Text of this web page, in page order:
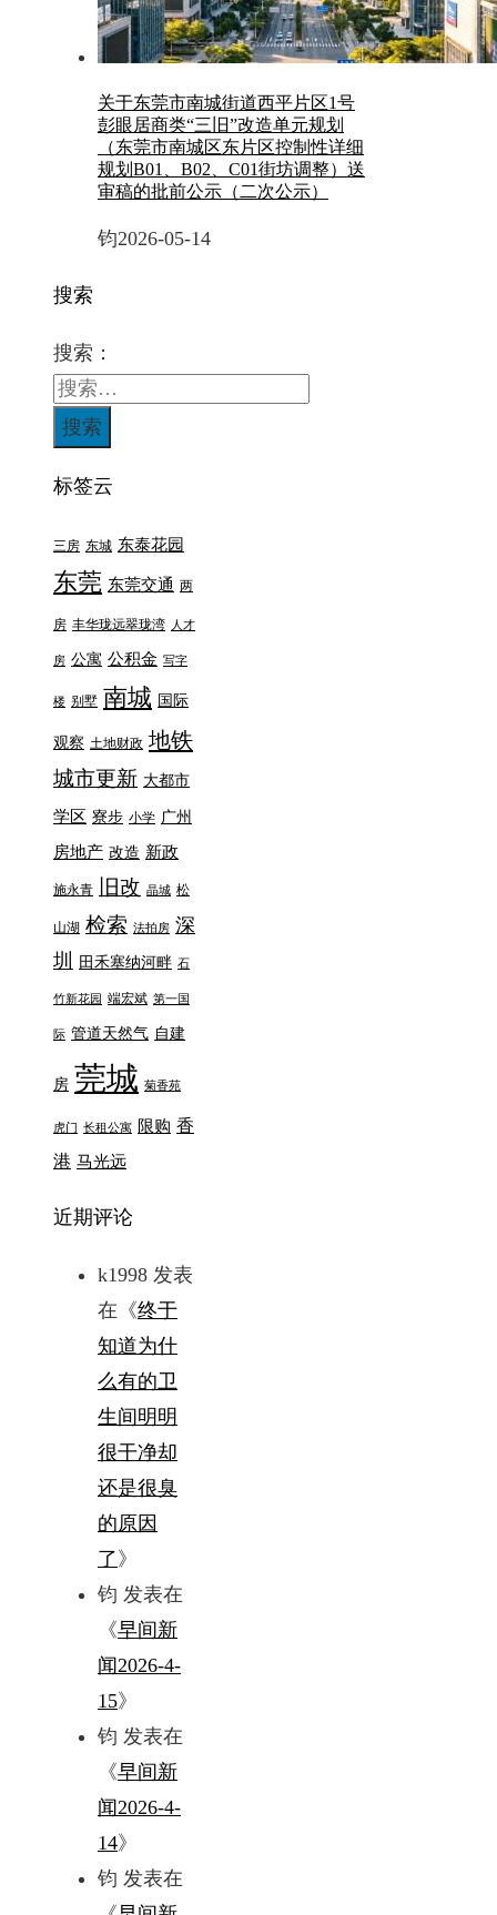
关于东莞市南城街道西平片区1号
彭眼居商类“三旧”改造单元规划
（东莞市南城区东片区控制性详细
规划B01、B02、C01街坊调整）送
审稿的批前公示（二次公示）
钧2026-05-14
搜索
搜索：
标签云
三房 东城 东泰花园
东莞 东莞交通 两
房 丰华珑远翠珑湾 人才
房 公寓 公积金 写字
楼 别墅 南城 国际
观察 土地财政 地铁
城市更新 大都市
学区 寮步 小学 广州
房地产 改造 新政
施永青 旧改 晶城 松
山湖 检索 法拍房 深
圳
田禾塞纳河畔 石
竹新花园 端宏斌 第一国
际 管道天然气 自建
房 莞城 菊香苑
虎门 长租公寓 限购 香
港 马光远
近期评论
k1998 发表
在《终于
知道为什
么有的卫
生间明明
很干净却
还是很臭
的原因
了 》
钧 发表在
《早间新
闻2026-4-
15》
钧 发表在
《早间新
闻2026-4-
14》
钧 发表在